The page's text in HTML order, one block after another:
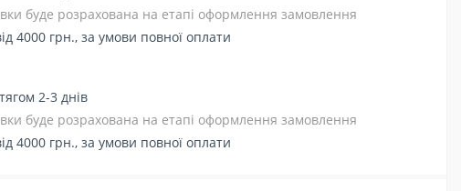
буде розрахована на етапі оформлення замовлення
4000 грн., за умови повної оплати
2-3 днів
буде розрахована на етапі оформлення замовлення
4000 грн., за умови повної оплати